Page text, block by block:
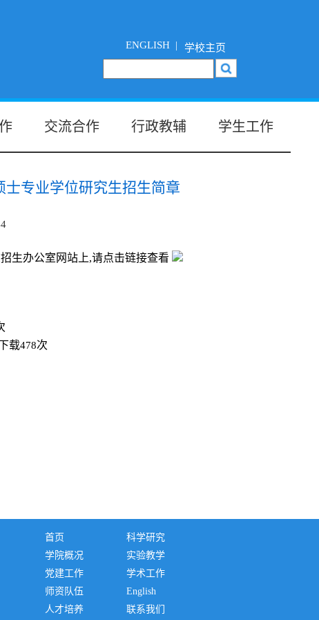
ENGLISH | 学校主页
交流合作 行政教辅 学生工作
专业学位研究生招生简章
生办公室网站上,请点击链接查看
载478次
首页
学院概况
党建工作
师资队伍
人才培养
科学研究
实验教学
学术工作
English
联系我们